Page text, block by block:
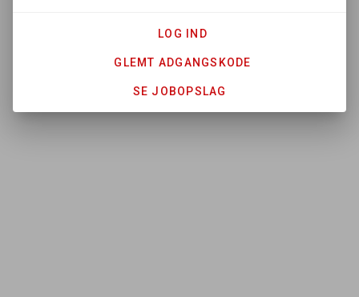
SE JOBOPSLAG
GLEMT ADGANGSKODE
LOG IND